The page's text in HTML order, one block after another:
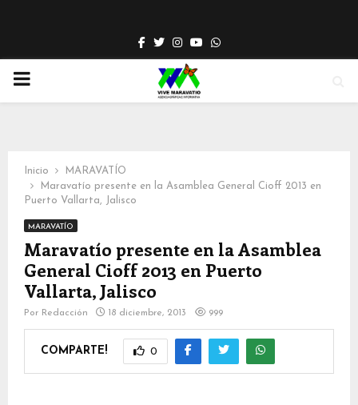
Facebook
TwitterInstagram
YoutubeWhatsapp
PRIMARY
Inicio
MARAVATÍO
Maravatío presente en la Asamblea General Cioff 2013 en
Puerto Vallarta, Jalisco
MARAVATÍO
Maravatío presente en la Asamblea
General Cioff 2013 en Puerto
Vallarta, Jalisco
Por Redacción 18 diciembre, 2013 999
COMPARTE! 0